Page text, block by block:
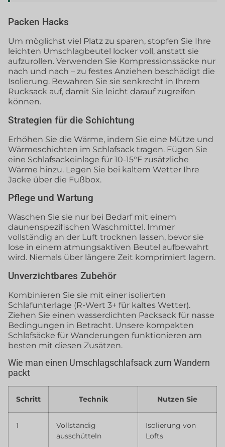
Packen Hacks
Um möglichst viel Platz zu sparen, stopfen Sie Ihre
leichten Umschlagbeutel locker voll, anstatt sie
aufzurollen. Verwenden Sie Kompressionssäcke nur
nach und nach – zu festes Anziehen beschädigt die
Isolierung. Bewahren Sie sie senkrecht in Ihrem
Rucksack auf, damit Sie leicht darauf zugreifen
können.
Strategien für die Schichtung
Erhöhen Sie die Wärme, indem Sie eine Mütze und
Wärmeschichten im Schlafsack tragen. Fügen Sie
eine Schlafsackeinlage für 10-15°F zusätzliche
Wärme hinzu. Legen Sie bei kaltem Wetter Ihre
Jacke über die Fußbox.
Pflege und Wartung
Waschen Sie sie nur bei Bedarf mit einem
daunenspezifischen Waschmittel. Immer
vollständig an der Luft trocknen lassen, bevor sie
lose in einem atmungsaktiven Beutel aufbewahrt
wird. Niemals über längere Zeit komprimiert lagern.
Unverzichtbares Zubehör
Kombinieren Sie sie mit einer isolierten
Schlafunterlage (R-Wert 3+ für kaltes Wetter).
Ziehen Sie einen wasserdichten Packsack für nasse
Bedingungen in Betracht. Unsere kompakten
Schlafsäcke für Wanderungen funktionieren am
besten mit diesen Zusätzen.
Wie man einen Umschlagschlafsack zum Wandern
packt
Schritt Technik Nutzen Sie
1
Vollständig
ausschütteln
Isolierung von
Lofts